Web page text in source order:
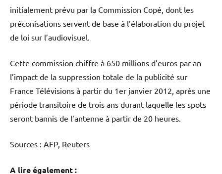
initialement prévu par la Commission Copé, dont les
préconisations servent de base à l’élaboration du projet
de loi sur l’audiovisuel.
Cette commission chiffre à 650 millions d’euros par an
l’impact de la suppression totale de la publicité sur
France Télévisions à partir du 1er janvier 2012, après une
période transitoire de trois ans durant laquelle les spots
seront bannis de l’antenne à partir de 20 heures.
Sources : AFP, Reuters
A lire également :